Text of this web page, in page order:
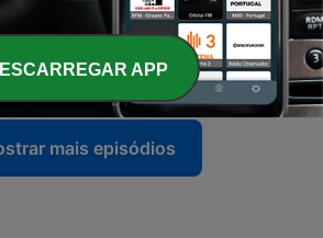
da Defesa e presidente do
mais episódios
APP